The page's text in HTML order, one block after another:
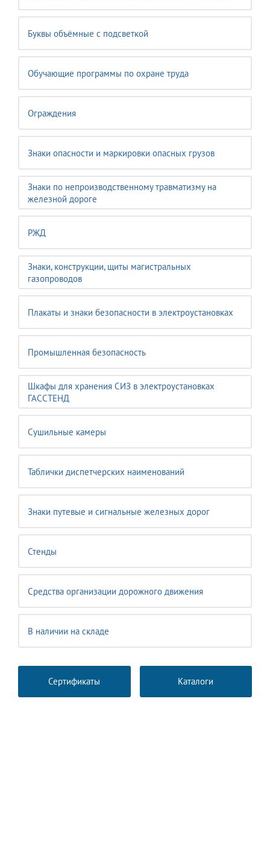
Буквы объёмные с подсветкой
Обучающие программы по охране труда
Ограждения
Знаки опасности и маркировки опасных грузов
Знаки по непроизводственному травматизму на
железной дороге
РЖД
Знаки, конструкции, щиты магистральных
газопроводов
Плакаты и знаки безопасности в электроустановках
Промышленная безопасность
Шкафы для хранения СИЗ в электроустановках
ГАССТЕНД
Сушильные камеры
Таблички диспетчерских наименований
Знаки путевые и сигнальные железных дорог
Стенды
Средства организации дорожного движения
В наличии на складе
Сертификаты Каталоги